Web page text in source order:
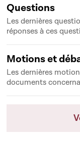
Questions
Les dernières
réponses à ces
Motions et
Les dernières
documents